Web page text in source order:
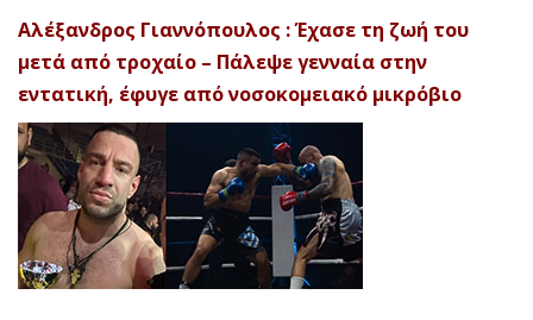
Αλέξανδρος Γιαννόπουλος : Έχασε τη ζωή του
μετά από τροχαίο – Πάλεψε γενναία στην
εντατική, έφυγε από νοσοκομειακό μικρόβιο